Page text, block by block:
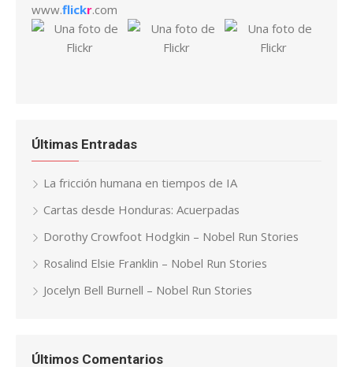
www.flickr.com
Últimas Entradas
La fricción humana en tiempos de IA
Cartas desde Honduras: Acuerpadas
Dorothy Crowfoot Hodgkin – Nobel Run Stories
Rosalind Elsie Franklin – Nobel Run Stories
Jocelyn Bell Burnell – Nobel Run Stories
Últimos Comentarios